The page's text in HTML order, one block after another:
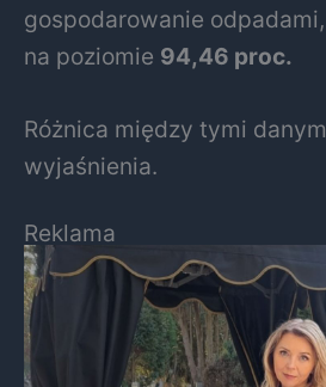
gospodarowanie
na poziomie 94,46 proc.
Różnica między tymi
wyjaśnienia.
Reklama